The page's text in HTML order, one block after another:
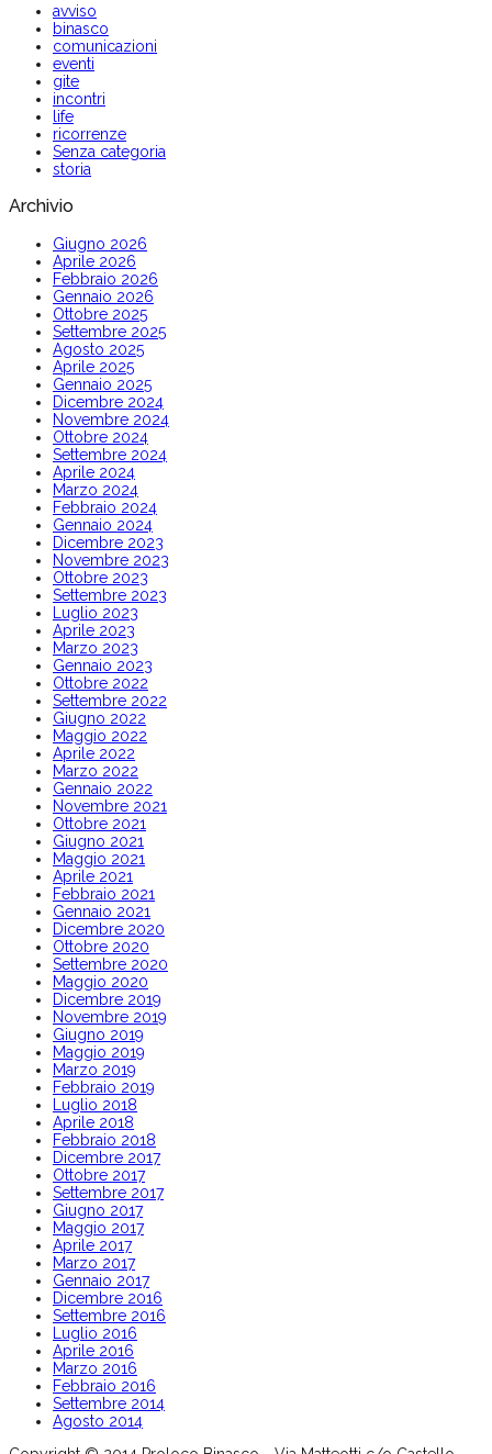
avviso
binasco
comunicazioni
eventi
gite
incontri
life
ricorrenze
Senza categoria
storia
Archivio
Giugno 2026
Aprile 2026
Febbraio 2026
Gennaio 2026
Ottobre 2025
Settembre 2025
Agosto 2025
Aprile 2025
Gennaio 2025
Dicembre 2024
Novembre 2024
Ottobre 2024
Settembre 2024
Aprile 2024
Marzo 2024
Febbraio 2024
Gennaio 2024
Dicembre 2023
Novembre 2023
Ottobre 2023
Settembre 2023
Luglio 2023
Aprile 2023
Marzo 2023
Gennaio 2023
Ottobre 2022
Settembre 2022
Giugno 2022
Maggio 2022
Aprile 2022
Marzo 2022
Gennaio 2022
Novembre 2021
Ottobre 2021
Giugno 2021
Maggio 2021
Aprile 2021
Febbraio 2021
Gennaio 2021
Dicembre 2020
Ottobre 2020
Settembre 2020
Maggio 2020
Dicembre 2019
Novembre 2019
Giugno 2019
Maggio 2019
Marzo 2019
Febbraio 2019
Luglio 2018
Aprile 2018
Febbraio 2018
Dicembre 2017
Ottobre 2017
Settembre 2017
Giugno 2017
Maggio 2017
Aprile 2017
Marzo 2017
Gennaio 2017
Dicembre 2016
Settembre 2016
Luglio 2016
Aprile 2016
Marzo 2016
Febbraio 2016
Settembre 2014
Agosto 2014